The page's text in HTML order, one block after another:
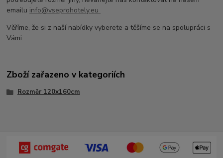
emailu info@vseprohotely.eu
Věříme, že si z naší nabídky vyberete a těšíme se na spolupráci s
Vámi.
Zboží zařazeno v kategoriích
Rozměr 120x160cm